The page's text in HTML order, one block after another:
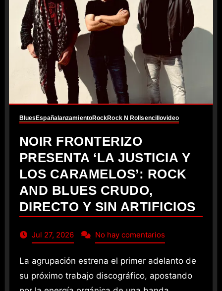
BluesEspañalanzamientoRockRock N Rollsencillovideo
NOIR FRONTERIZO
PRESENTA ‘LA JUSTICIA Y
LOS CARAMELOS’: ROCK
AND BLUES CRUDO,
DIRECTO Y SIN ARTIFICIOS
Jul 27, 2026 No hay comentarios
La agrupación estrena el primer adelanto de
su próximo trabajo discográfico, apostando